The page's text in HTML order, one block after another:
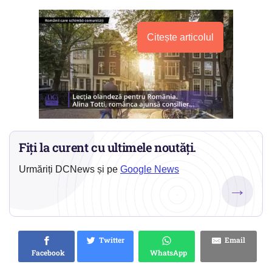
Citește articolul
Fiți la curent cu ultimele noutăți.
Urmăriți DCNews și pe Google News
→
Facebook
Twitter
WhatsApp
Email